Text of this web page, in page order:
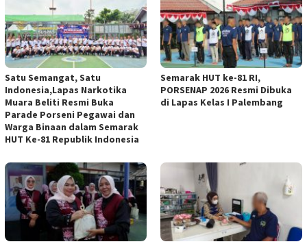
Satu Semangat, Satu
Indonesia,Lapas Narkotika
Muara Beliti Resmi Buka
Parade Porseni Pegawai dan
Warga Binaan dalam Semarak
HUT Ke-81 Republik Indonesia
Semarak HUT ke-81 RI,
PORSENAP 2026 Resmi Dibuka
di Lapas Kelas I Palembang